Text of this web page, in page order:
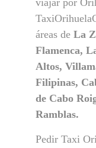
áreas de La
Flamenca,
Altos,
Filipinas,
de Cabo
Ramblas.
Pedir Taxi